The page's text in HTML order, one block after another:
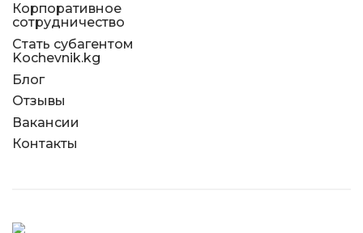
Корпоративное
сотрудничество
Стать субагентом
Kochevnik.kg
Блог
Отзывы
Вакансии
Контакты